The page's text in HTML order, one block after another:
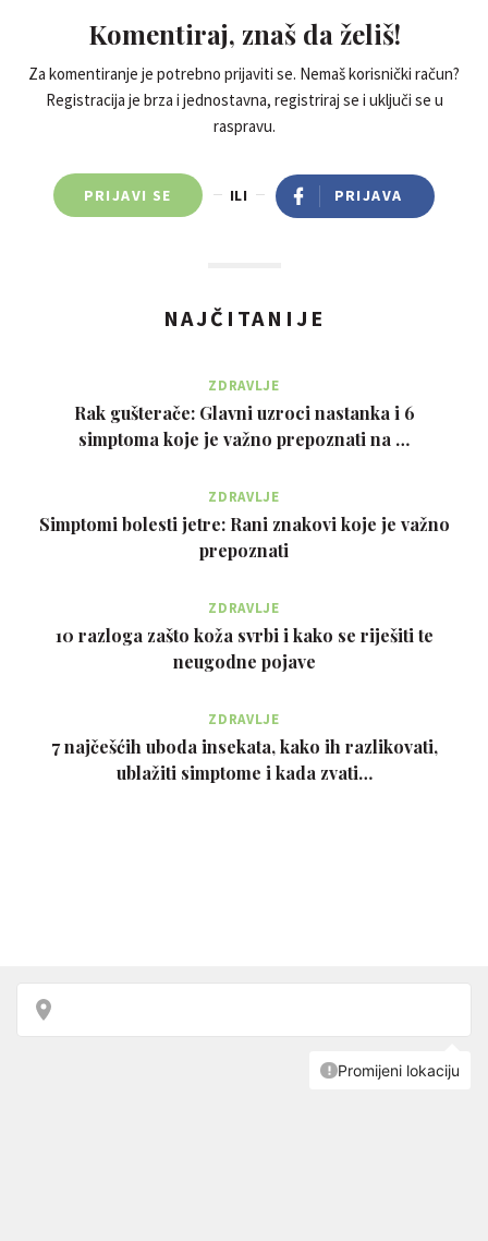
Komentiraj, znaš da želiš!
Za komentiranje je potrebno prijaviti se. Nemaš korisnički račun?
Registracija je brza i jednostavna, registriraj se i uključi se u
raspravu.
PRIJAVI SE ILI PRIJAVA
NAJČITANIJE
ZDRAVLJE
Rak gušterače: Glavni uzroci nastanka i 6
simptoma koje je važno prepoznati na …
ZDRAVLJE
Simptomi bolesti jetre: Rani znakovi koje je važno
prepoznati
ZDRAVLJE
10 razloga zašto koža svrbi i kako se riješiti te
neugodne pojave
ZDRAVLJE
7 najčešćih uboda insekata, kako ih razlikovati,
ublažiti simptome i kada zvati…